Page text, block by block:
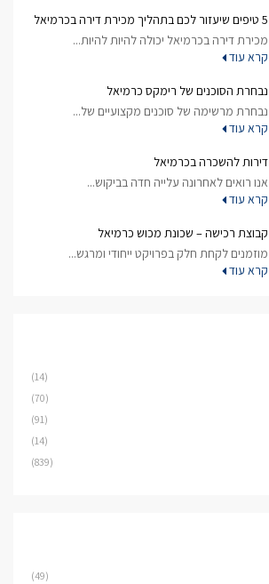
5 טיפים שיעזור לכם בתהליך מכירת דירה בכרמיאל
מכירת דירה בכרמיאל יכולה להיות להיות...
קרא עוד
נבחרת הסוכנים של רימקס כרמיאל
נבחרת מרשימה של סוכנים מקצועיים של...
קרא עוד
דירות להשכרה בכרמיאל
אנו רואים לאחרונה עלייה חדה בביקוש...
קרא עוד
קבוצת רכישה – שכונת מכוש כרמיאל
מוזמנים לקחת חלק בפרויקט ייחודי ומרגש...
קרא עוד
(14)
(70)
(91)
(14)
(839)
(49)